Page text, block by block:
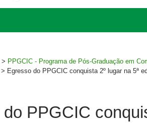
> PPGCIC - Programa de Pós-Graduação em
> Egresso do PPGCIC conquista 2º lugar na 5ª
PPGCIC